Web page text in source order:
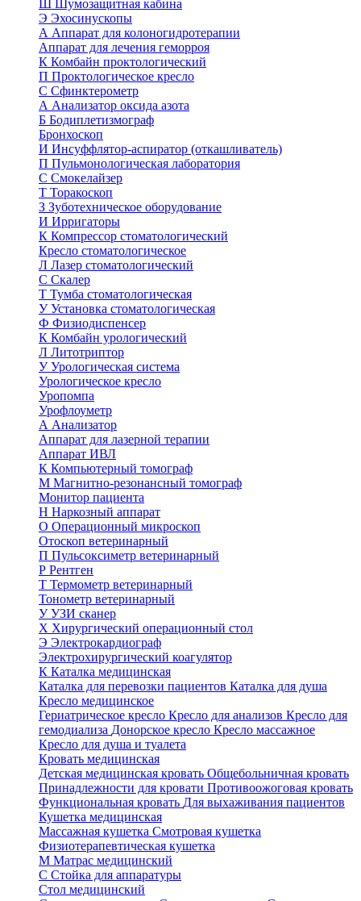
Ш Шумозащитная кабина
Э Эхосинускопы
А Аппарат для колоногидротерапии
Аппарат для лечения геморроя
К Комбайн проктологический
П Проктологическое кресло
С Сфинктерометр
А Анализатор оксида азота
Б Бодиплетизмограф
Бронхоскоп
И Инсуффлятор-аспиратор (откашливатель)
П Пульмонологическая лаборатория
С Смокелайзер
Т Торакоскоп
З Зуботехническое оборудование
И Ирригаторы
К Компрессор стоматологический
Кресло стоматологическое
Л Лазер стоматологический
С Скалер
Т Тумба стоматологическая
УУстановка стоматологическая
Ф Физиодиспенсер
К Комбайн урологический
Л Литотриптор
УУрологическая система
Урологическое кресло
Уропомпа
Урофлоуметр
А Анализатор
Аппарат для лазерной терапии
Аппарат ИВЛ
К Компьютерный томограф
М Магнитно-резонансный томограф
Монитор пациента
Н Наркозный аппарат
О Операционный микроскоп
Отоскоп ветеринарный
П Пульсоксиметр ветеринарный
Р Рентген
Т Термометр ветеринарный
Тонометр ветеринарный
УУЗИ сканер
Х Хирургический операционный стол
Э Электрокардиограф
Электрохирургический коагулятор
К Каталка медицинская
Каталка для перевозки пациентов Каталка для душа
Кресло медицинское
Гериатрическое кресло Кресло для анализов Кресло для
гемодиализа Донорское кресло Кресло массажное
Кресло для душа и туалета
Кровать медицинская
Детская медицинская кровать Общебольничная кровать
Принадлежности для кровати Противоожоговая кровать
Функциональная кровать Для выхаживания пациентов
Кушетка медицинская
Массажная кушетка Смотровая кушетка
Физиотерапевтическая кушетка
М Матрас медицинский
С Стойка для аппаратуры
Стол медицинский